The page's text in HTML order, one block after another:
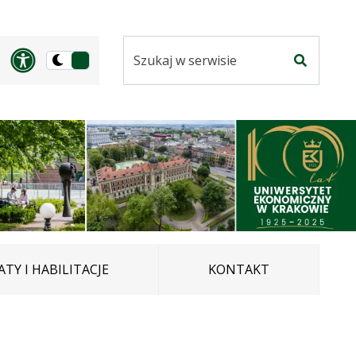
Panel dostosowania
Przełącz
ciemną
serwisie
I HABILITACJE KONTAKT